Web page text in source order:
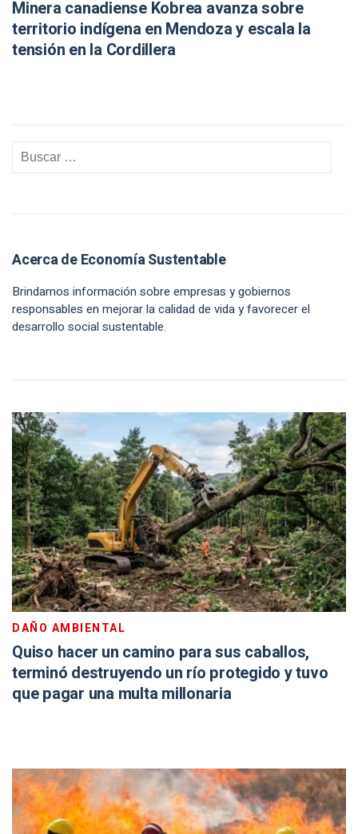
Minera canadiense Kobrea avanza sobre
territorio indígena en Mendoza y escala la
tensión en la Cordillera
Acerca de Economía Sustentable
Brindamos información sobre empresas y gobiernos
responsables en mejorar la calidad de vida y favorecer el
desarrollo social sustentable.
DAÑO AMBIENTAL
Quiso hacer un camino para sus caballos,
terminó destruyendo un río protegido y tuvo
que pagar una multa millonaria